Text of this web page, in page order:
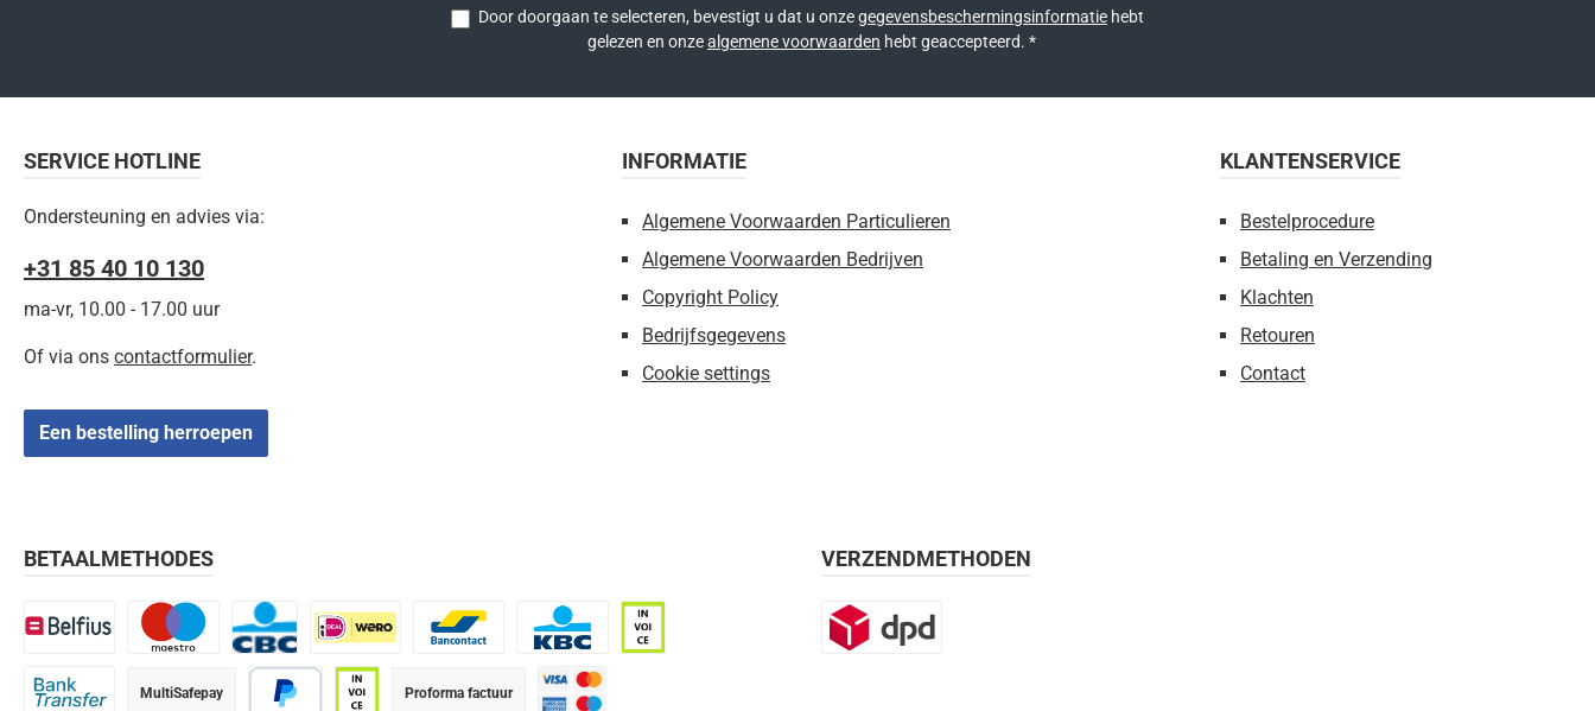
Door doorgaan te selecteren, bevestigt u dat u onzegegevensbeschermingsinformatie hebt
gelezen en onzealgemene voorwaarden hebt geaccepteerd. *
SERVICE HOTLINE
Ondersteuning en advies via:
+31 85 40 10 130
ma-vr, 10.00 - 17.00 uur
Of via ons contactformulier.
Een bestelling herroepen
INFORMATIE
Algemene Voorwaarden Particulieren
Algemene Voorwaarden Bedrijven
Copyright Policy
Bedrijfsgegevens
Cookie settings
KLANTENSERVICE
Bestelprocedure
Betaling en Verzending
Klachten
Retouren
Contact
BETAALMETHODES
iDEAL | Wero
MultiSafepay Proforma factuur
CBC
VERZENDMETHODEN